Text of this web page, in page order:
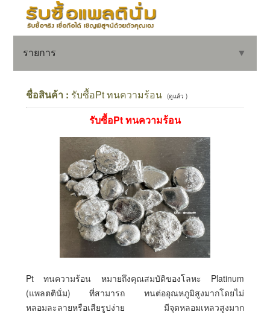
รายการ ▼
ชื่อสินค้า : รับซื้อPt ทนความร้อน (ดูแล้ว )
รับซื้อPt ทนความร้อน
Pt ทนความร้อน หมายถึงคุณสมบัติของโลหะ Platinum
(แพลตตินั่ม) ที่สามารถ ทนต่ออุณหภูมิสูงมากโดยไม่
หลอมละลายหรือเสียรูปง่าย มีจุดหลอมเหลวสูงมาก